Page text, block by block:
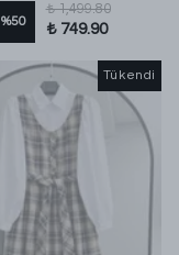
%50
₺ 1,499.80
₺ 749.90
Tükendi